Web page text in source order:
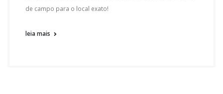
de campo para o local exato!
leia mais